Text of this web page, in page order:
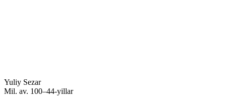
Yuliy Sezar
Mil. av. 100–44-yillar